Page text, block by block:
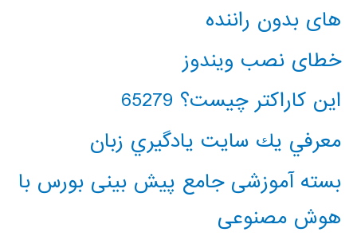
های بدون راننده
خطای نصب ویندوز
این کاراکتر چیست؟ 65279
معرفي يك سايت يادگيري زبان
بسته آموزشی جامع پیش بینی بورس با
هوش مصنوعی